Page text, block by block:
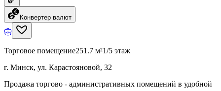
Конвертер валют
Торговое помещение251.7 м²1/5 этаж
г. Минск, ул. Карастояновой, 32
Продажа торгово - административных помещений в удобной